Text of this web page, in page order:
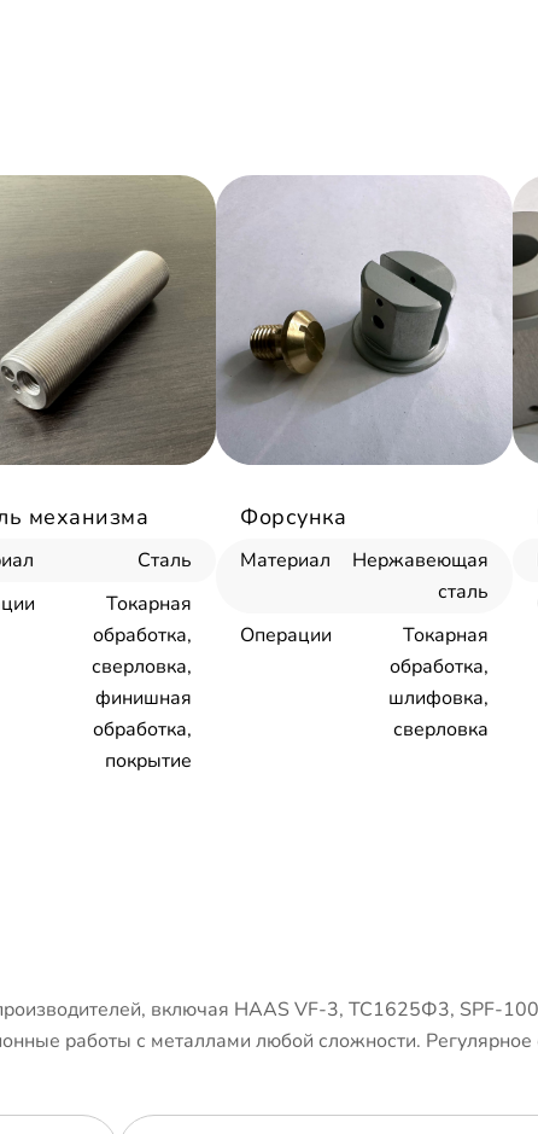
механизма
Сталь
Токарная
обработка,
сверловка,
финишная
обработка,
покрытие
Форсунка
Материал
Нержавеющая
сталь
Операции
Токарная
обработка,
шлифовка,
сверловка
включая HAAS VF-3, ТС1625Ф3, SPF-
работы с металлами любой сложности.